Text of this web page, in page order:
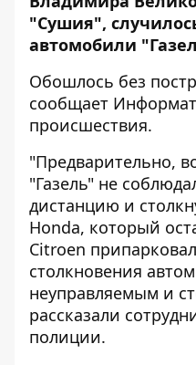
"Сушия",
автомобили
Обошлось без
сообщает
происшествия.
"Предварительно,
"Газель" не
дистанцию и
Honda, который
Citroen
столкновения
неуправляемым и
рассказали
полиции.